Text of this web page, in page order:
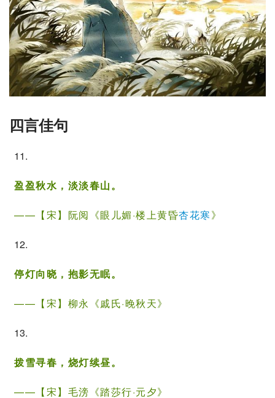
四言佳句
11.
盈盈秋水，淡淡春山。
——【宋】 阮阅 《眼儿媚·楼上黄昏杏花寒》
12.
停灯向晓，抱影无眠。
——【宋】 柳永 《戚氏·晚秋天》
13.
拨雪寻春，烧灯续昼。
——【宋】 毛滂 《踏莎行·元夕》